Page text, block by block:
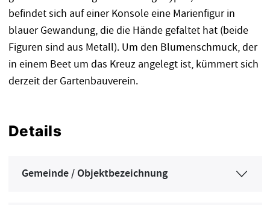
befindet sich auf einer Konsole eine Marienfigur in
blauer Gewandung, die die Hände gefaltet hat (beide
Figuren sind aus Metall). Um den Blumenschmuck, der
in einem Beet um das Kreuz angelegt ist, kümmert sich
derzeit der Gartenbauverein.
Details
Gemeinde / Objektbezeichnung